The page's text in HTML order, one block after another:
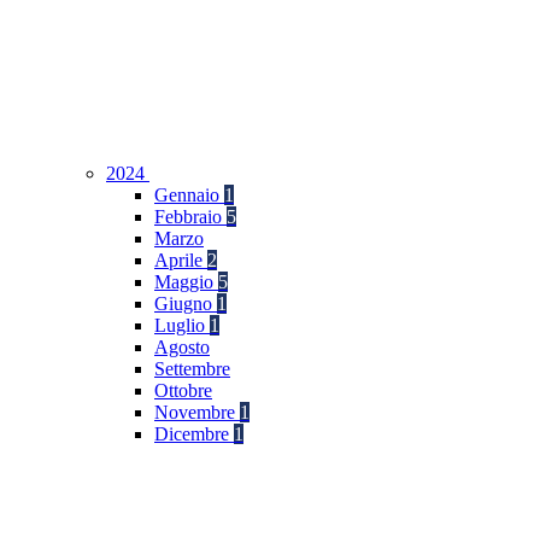
2024
Gennaio 1
Febbraio 5
Marzo
Aprile 2
Maggio 5
Giugno 1
Luglio 1
Agosto
Settembre
Ottobre
Novembre 1
Dicembre 1